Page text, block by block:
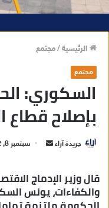
الرئيسية/مجتمع
مجتمع
السكوري:
بإصلاح
جريدة آراء
ب
سبتمبر 8, 2022
قال وزير الإدماج
والكفاءات، يونس